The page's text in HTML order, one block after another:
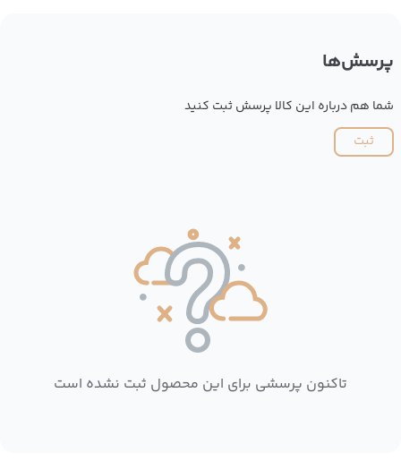
پرسش‌ها
شما هم درباره این کالا پرسش ثبت کنید
ثبت
تاکنون پرسشی برای این محصول ثبت نشده است